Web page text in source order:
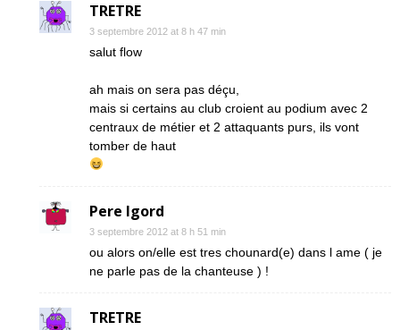
TRETRE
3 septembre 2012 at 8 h 47 min
salut flow
ah mais on sera pas déçu,
mais si certains au club croient au podium avec 2
centraux de métier et 2 attaquants purs, ils vont
tomber de haut
Pere Igord
3 septembre 2012 at 8 h 51 min
ou alors on/elle est tres chounard(e) dans l ame ( je
ne parle pas de la chanteuse ) !
TRETRE